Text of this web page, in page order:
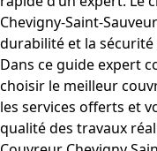
Chevigny-Saint-
durabilité et la
Dans ce guide expert
choisir le meilleur
les services offerts et
qualité des travaux